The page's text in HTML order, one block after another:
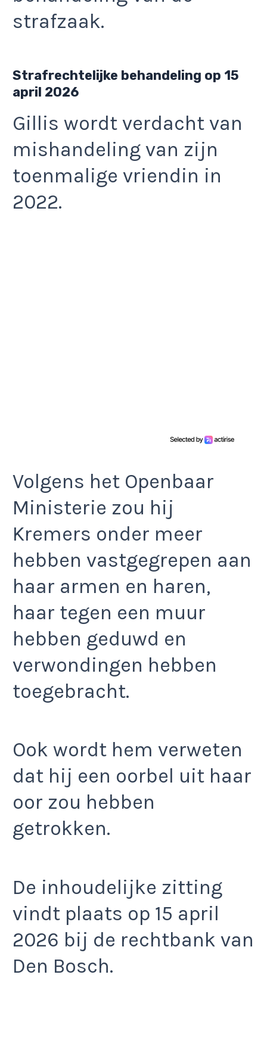
strafzaak.
Strafrechtelijke behandeling op 15
april 2026
Gillis wordt verdacht van
mishandeling van zijn
toenmalige vriendin in
2022.
Volgens het Openbaar
Ministerie zou hij
Kremers onder meer
hebben vastgegrepen aan
haar armen en haren,
haar tegen een muur
hebben geduwd en
verwondingen hebben
toegebracht.
Ook wordt hem verweten
dat hij een oorbel uit haar
oor zou hebben
getrokken.
De inhoudelijke zitting
vindt plaats op 15 april
2026 bij de rechtbank van
Den Bosch.